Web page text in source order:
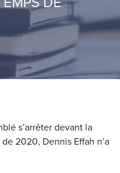
s’arrêter devant la
2020, Dennis Effah n’a